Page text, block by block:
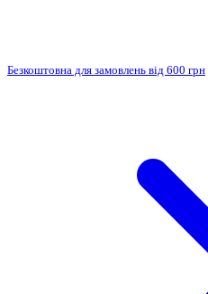
Безкоштовна для замовлень від 600 грн